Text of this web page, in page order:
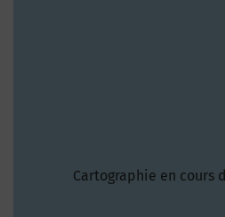
Cartographie en cours